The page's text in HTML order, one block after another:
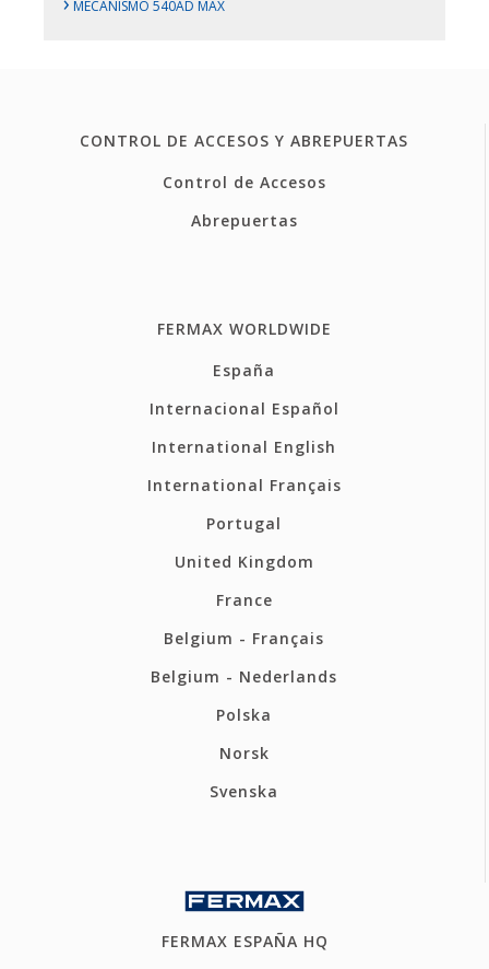
MECANISMO 540AD MAX
CONTROL DE ACCESOS Y ABREPUERTAS
Control de Accesos
Abrepuertas
FERMAX WORLDWIDE
España
Internacional Español
International English
International Français
Portugal
United Kingdom
France
Belgium - Français
Belgium - Nederlands
Polska
Norsk
Svenska
FERMAX ESPAÑA HQ